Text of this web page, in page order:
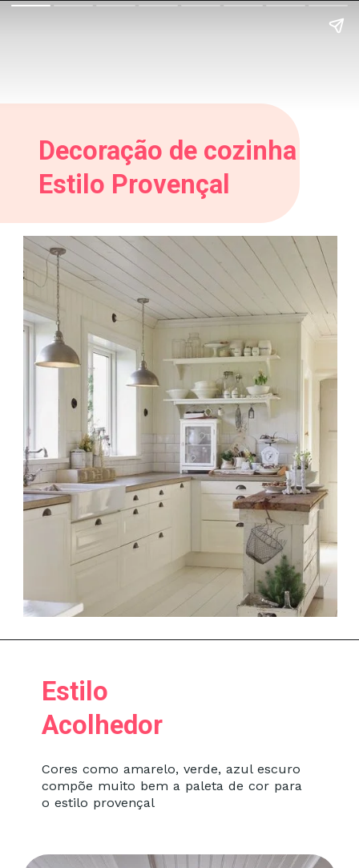
Decoração de cozinha
Estilo Provençal
Cores como amarelo, verde, azul escuro
compõe muito bem a paleta de cor para
o estilo provençal
Estilo
Acolhedor